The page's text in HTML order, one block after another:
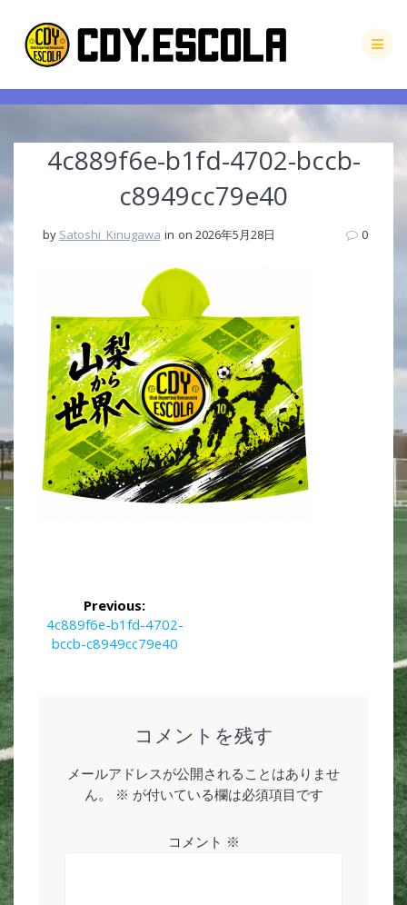
to
content
4c889f6e-b1fd-4702-bccb-
c8949cc79e40
by Satoshi_Kinugawa in on 2026年5月28日 0
投
稿
ナ
ビ
ゲ
ー
シ
ョ
ン
Previous:
Previous
post:
4c889f6e-b1fd-4702-
bccb-c8949cc79e40
コメントを残す
メールアドレスが公開されることはありませ
ん。
※ が付いている欄は必須項目です
コメント ※